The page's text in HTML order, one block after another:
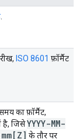
ISO 8601 फ़ॉर्मैट
का फ़ॉर्मैट,
है, जिसेYYYY-MM-
के तौर पर